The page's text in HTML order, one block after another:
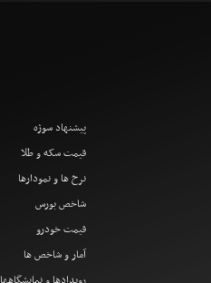
پیشنهاد سوژه
قیمت سکه و طلا
نرخ ها و نمودارها
شاخص بورس
قیمت خودرو
آمار و شاخص ها